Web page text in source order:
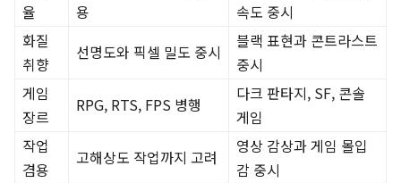
율
용
속도 중시
화질
취향
선명도와 픽셀 밀도 중시
블랙 표현과 콘트라스트
중시
게임
장르
RPG, RTS, FPS 병행
다크 판타지, SF, 콘솔
게임
작업
겸용
고해상도 작업까지 고려
영상 감상과 게임 몰입
감 중시